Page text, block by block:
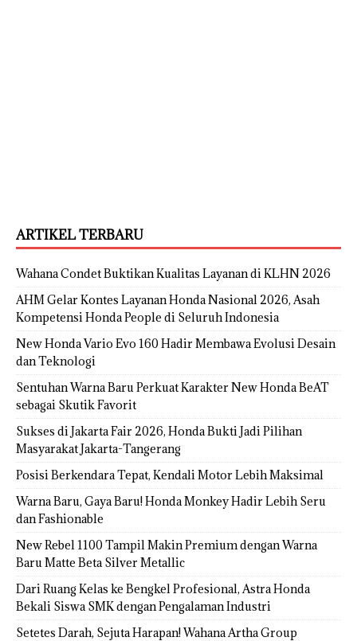
ARTIKEL TERBARU
Wahana Condet Buktikan Kualitas Layanan di KLHN 2026
AHM Gelar Kontes Layanan Honda Nasional 2026, Asah
Kompetensi Honda People di Seluruh Indonesia
New Honda Vario Evo 160 Hadir Membawa Evolusi Desain
dan Teknologi
Sentuhan Warna Baru Perkuat Karakter New Honda BeAT
sebagai Skutik Favorit
Sukses di Jakarta Fair 2026, Honda Bukti Jadi Pilihan
Masyarakat Jakarta-Tangerang
Posisi Berkendara Tepat, Kendali Motor Lebih Maksimal
Warna Baru, Gaya Baru! Honda Monkey Hadir Lebih Seru
dan Fashionable
New Rebel 1100 Tampil Makin Premium dengan Warna
Baru Matte Beta Silver Metallic
Dari Ruang Kelas ke Bengkel Profesional, Astra Honda
Bekali Siswa SMK dengan Pengalaman Industri
Setetes Darah, Sejuta Harapan! Wahana Artha Group